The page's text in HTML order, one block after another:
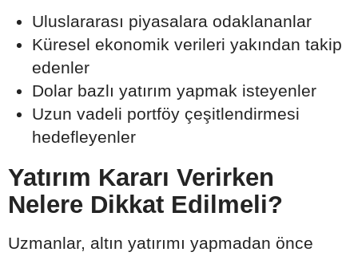
Uluslararası piyasalara odaklananlar
Küresel ekonomik verileri yakından takip
edenler
Dolar bazlı yatırım yapmak isteyenler
Uzun vadeli portföy çeşitlendirmesi
hedefleyenler
Yatırım Kararı Verirken
Nelere Dikkat Edilmeli?
Uzmanlar, altın yatırımı yapmadan önce